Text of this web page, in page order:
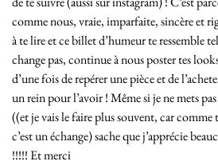
comme nous, vraie, imparfaite, sincère et
à te lire et ce billet d’humeur te ressemble
change pas, continue à nous poster tes
d’une fois de repérer une pièce et de
un rein pour l’avoir ! Même si je ne mets
((et je vais le faire plus souvent, car
c’est un échange) sache que j’apprécie
!!!!! Et merci